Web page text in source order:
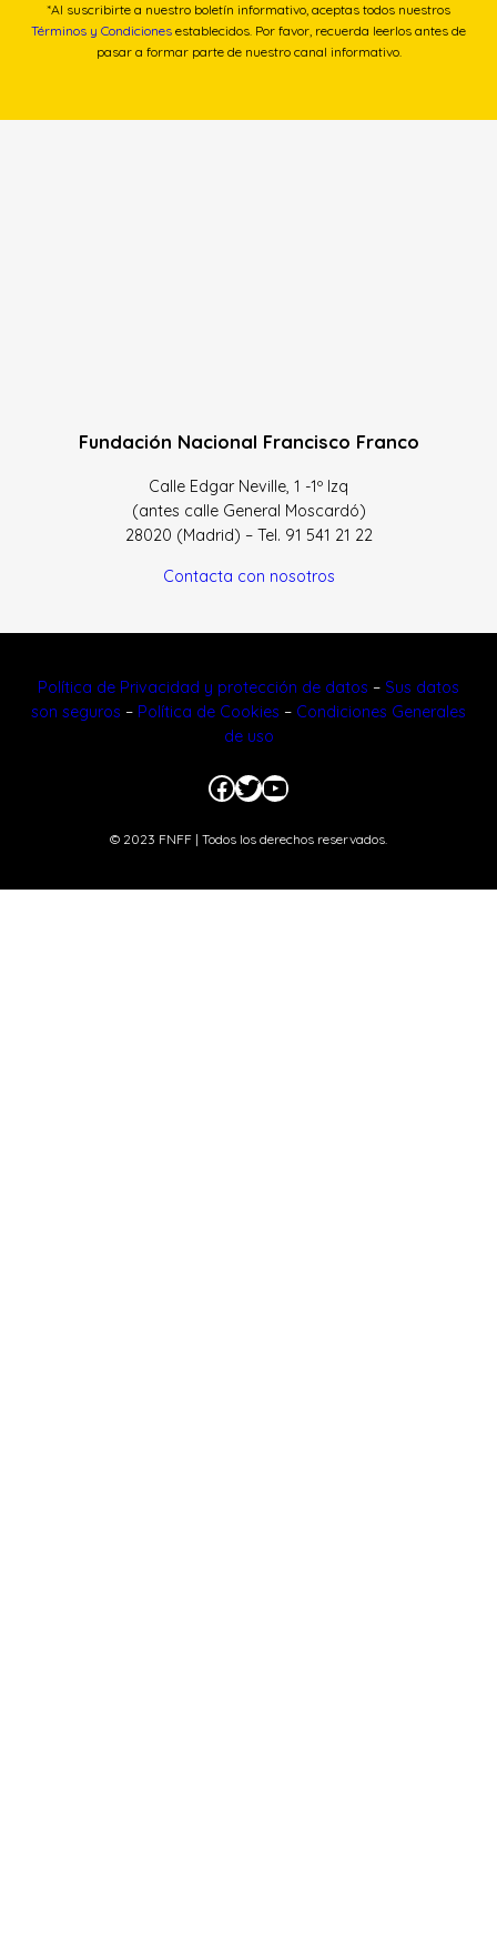
*Al suscribirte a nuestro boletín informativo, aceptas todos nuestros
Términos y Condiciones establecidos. Por favor, recuerda leerlos antes de
pasar a formar parte de nuestro canal informativo.
Fundación Nacional Francisco Franco
Calle Edgar Neville, 1 -1º Izq
(antes calle General Moscardó)
28020 (Madrid) – Tel. 91 541 21 22
Contacta con nosotros
Política de Privacidad y protección de datos – Sus datos
son seguros – Política de Cookies – Condiciones Generales
de uso
Facebook
Twitter
YouTube
© 2023 FNFF | Todos los derechos reservados.